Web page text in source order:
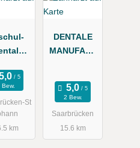
Bew.
St
km
DENTALE
MANUFAKT
für
2 Bew.
Saarbrücken
15.6 km